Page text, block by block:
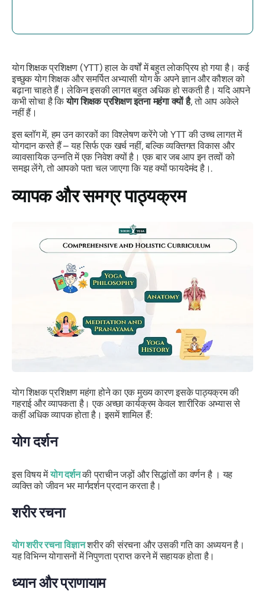
योग शिक्षक प्रशिक्षण (YTT) हाल के वर्षों में बहुत लोकप्रिय हो गया है। कई
इच्छुक योग शिक्षक और समर्पित अभ्यासी योग के अपने ज्ञान और कौशल को
बढ़ाना चाहते हैं। लेकिन इसकी लागत बहुत अधिक हो सकती है। यदि आपने
कभी सोचा है कियोग शिक्षक प्रशिक्षण इतना महंगा क्यों है, तो आप अकेले
नहीं हैं।
इस ब्लॉग में, हम उन कारकों का विश्लेषण करेंगे जो YTT की उच्च लागत में
योगदान करते हैं – यह सिर्फ एक खर्च नहीं, बल्कि व्यक्तिगत विकास और
व्यावसायिक उन्नति में एक निवेश क्यों है। एक बार जब आप इन तत्वों को
समझ लेंगे, तो आपको पता चल जाएगा कि यह क्यों फायदेमंद है।.
व्यापक और समग्र पाठ्यक्रम
योग शिक्षक प्रशिक्षण महंगा होने का एक मुख्य कारण इसके पाठ्यक्रम की
गहराई और व्यापकता है। एक अच्छा कार्यक्रम केवल शारीरिक अभ्यास से
कहीं अधिक व्यापक होता है। इसमें शामिल हैं:
योग दर्शन
इस विषय मेंयोग दर्शनकी प्राचीन जड़ों और सिद्धांतों का वर्णन है । यह
व्यक्ति को जीवन भर मार्गदर्शन प्रदान करता है।
शरीर रचना
योग शरीर रचना विज्ञानशरीर की संरचना और उसकी गति का अध्ययन है।
यह विभिन्न योगासनों में निपुणता प्राप्त करने में सहायक होता है।
ध्यान और प्राणायाम